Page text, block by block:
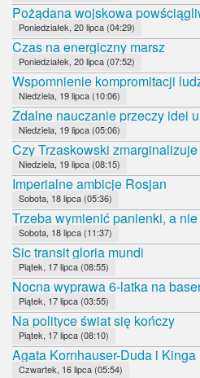
Pożądana wojskowa
Poniedziałek, 20 lipca (04:29)
Czas na energiczny marsz
Poniedziałek, 20 lipca (07:52)
Wspomnienie kompromitacji
Niedziela, 19 lipca (10:06)
Zdalne nauczanie przeczy idei
Niedziela, 19 lipca (05:06)
Czy Trzaskowski zmarginalizuje
Niedziela, 19 lipca (08:15)
Imperialne ambicje Rosjan
Sobota, 18 lipca (05:36)
Trzeba wymienić panienki, a
Sobota, 18 lipca (11:37)
Sic transit gloria mundi
Piątek, 17 lipca (08:55)
Nocna wyprawa 6-latka na
Piątek, 17 lipca (03:55)
Na polityce świat się kończy
Piątek, 17 lipca (08:10)
Agata Kornhauser-Duda i
Czwartek, 16 lipca (05:54)